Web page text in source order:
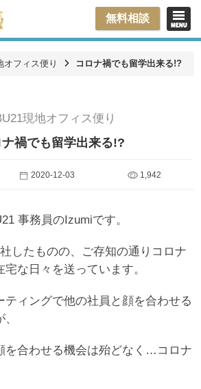
無料相談
オフィス便り コロナ禍でも留学出来る!?
現地オフィス便り
ナ禍でも留学出来る!?
2020-12-03 1,942
事務員のIzumiです。
したものの、ご存知の通りコロナ
な日々を送っています。
ティングで他の社員と顔を合わせる
を合わせる機会は殆どなく…コロナ